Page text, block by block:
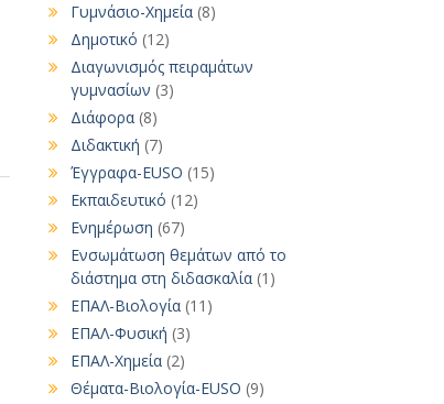
Γυμνάσιο-Χημεία(8)
Δημοτικό (12)
Διαγωνισμός πειραμάτων
γυμνασίων (3)
Διάφορα(8)
Διδακτική (7)
Έγγραφα-EUSO (15)
Εκπαιδευτικό (12)
Ενημέρωση (67)
Ενσωμάτωση θεμάτων από το
διάστημα στη διδασκαλία(1)
ΕΠΑΛ-Βιολογία(11)
ΕΠΑΛ-Φυσική (3)
ΕΠΑΛ-Χημεία(2)
Θέματα-Βιολογία-EUSO (9)